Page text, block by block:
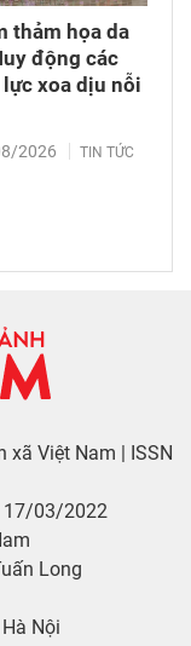
thảm họa da
động các
xoa dịu nỗi
2026 TIN TỨC
xã Việt Nam | ISSN
17/03/2022
Long
Nội